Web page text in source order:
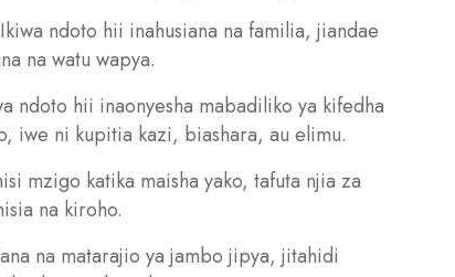
ndoto hii inahusiana na familia, jiandae
na watu wapya.
ndoto hii inaonyesha mabadiliko ya kifedha
iwe ni kupitia kazi, biashara, au elimu.
mzigo katika maisha yako, tafuta njia za
na kiroho.
na matarajio ya jambo jipya, jitahidi